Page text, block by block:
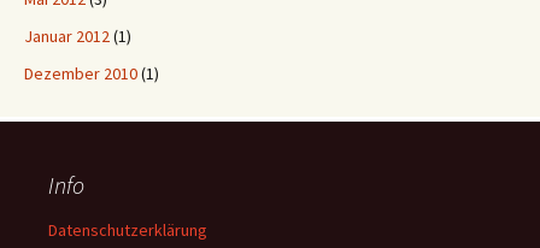
Januar 2012(1)
Dezember 2010(1)
Info
Datenschutzerklärung